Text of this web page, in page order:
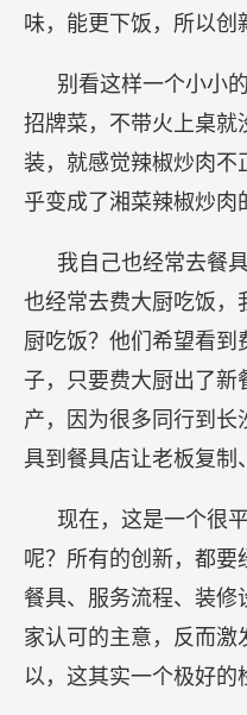
味，能更下饭，所以创
别看这样一个小小
招牌菜，不带火上桌就
装，就感觉辣椒炒肉
乎变成了湘菜辣椒炒肉
我自己也经常去餐
也经常去费大厨吃饭，
厨吃饭？他们希望看到
子，只要费大厨出了新
产，因为很多同行到
具到餐具店让老板复制
现在，这是一个很
呢？所有的创新，都要
餐具、服务流程、装修
家认可的主意，反而
以，这其实一个极好的